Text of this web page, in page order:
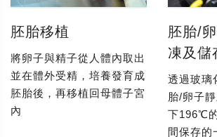
胚胎移植
將卵子與精子從人體內取出
並在體外受精，培養發育成
胚胎後，再移植回母體子宮
內
胚胎/
凍及儲
透過玻璃
胎/卵子
下196℃
間保存的